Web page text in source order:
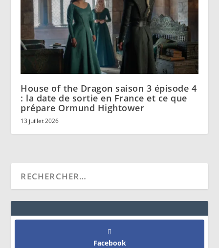
House of the Dragon saison 3 épisode 4
: la date de sortie en France et ce que
prépare Ormund Hightower
13 juillet 2026
Facebook